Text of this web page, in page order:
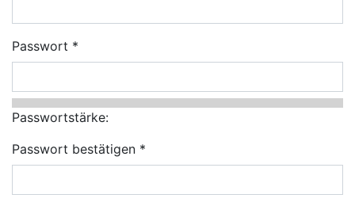
Passwort
Passwortstärke:
Passwort bestätigen